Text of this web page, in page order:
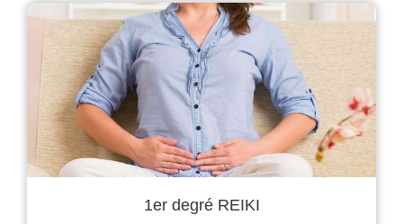
1er degré REIKI